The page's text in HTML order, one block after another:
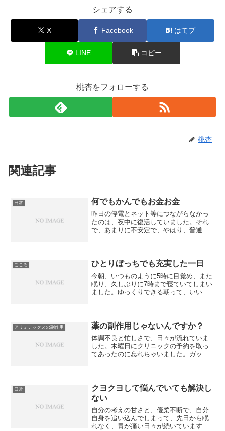
シェアする
X Facebook はてブ
LINE コピー
桃杏をフォローする
桃杏
関連記事
日常 何でもかんでもお金お金
昨日の停電とネット等につながらなかっ
たのは、夜中に復活していました。それ
で、あまりに不安定で、やはり、普通の
て、新しい環境に！と思っ...
こころ ひとりぼっちでも充実した一日
今朝、いつものように5時に目覚め、また
眠り、久しぶりに7時まで寝ていてしまい
ました。ゆっくりできる朝って、いいも
カットに行こうと思...
アリミデックスの副作用 薬の副作用じゃないんですか？
体調不良と忙しさで、日々が流れていま
した。木曜日にクリニックの予約を取っ
てあったのに忘れちゃいました。ガッカ
うと着替えしたは良いけれ...
日常
クヨクヨして悩んでいても解決し
ない
自分の考えの甘さと、優柔不断で、自分
自身を追い込んでしまって、先日から眠
れなく、胃が痛い日々が続いています。